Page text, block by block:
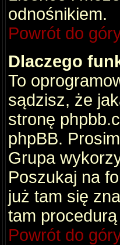
odnośnikiem.
Powrót do
Dlaczego
To
sądzisz, że
stronę
phpBB.
Grupa
Poszukaj na
już tam się
tam procedurą
Powrót do